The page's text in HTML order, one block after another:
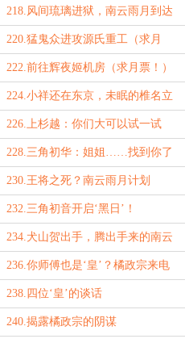
部的任务
218.风间琉璃进狱，南云雨月到达
源氏重工
220.猛鬼众进攻源氏重工（求月
票！）
222.前往辉夜姬机房（求月票！）
224.小祥还在东京，未眠的椎名立
希
226.上杉越：你们大可以试一试
228.三角初华：姐姐……找到你了
230.王将之死？南云雨月计划
232.三角初音开启‘黑日’！
234.犬山贺出手，腾出手来的南云
雨月和源稚生
236.你师傅也是‘皇’？橘政宗来电
238.四位‘皇’的谈话
240.揭露橘政宗的阴谋